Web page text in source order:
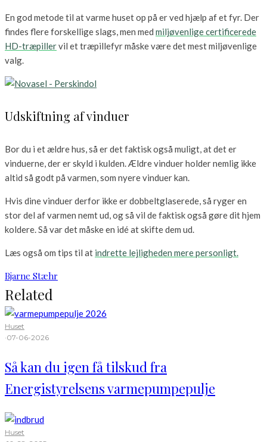
En god metode til at varme huset op på er ved hjælp af et fyr. Der
findes flere forskellige slags, men med miljøvenlige certificerede
HD-træpillervil et træpillefyr måske være det mest miljøvenlige
valg.
Udskiftning af vinduer
Bor du i et ældre hus, så er det faktisk også muligt, at det er
vinduerne, der er skyld i kulden. Ældre vinduer holder nemlig ikke
altid så godt på varmen, som nyere vinduer kan.
Hvis dine vinduer derfor ikke er dobbeltglaserede, så ryger en
stor del af varmen nemt ud, og så vil de faktisk også gøre dit hjem
koldere. Så var det måske en idé at skifte dem ud.
Læs også om tips til at indrette lejligheden mere personligt.
Bjarne Stæhr
Related
Huset
·07-06-2026
Så kan du igen få tilskud fra
Energistyrelsens varmepumpepulje
Huset